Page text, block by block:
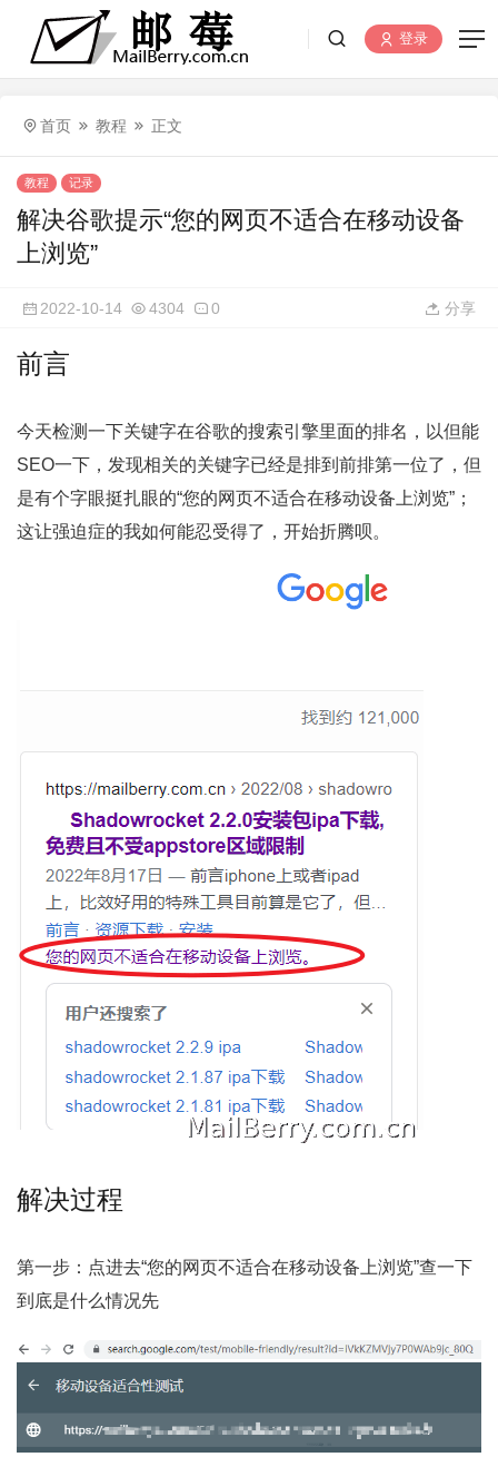
登录
首页 教程 正文
教程 记录
解决谷歌提示“您的网页不适合在移动设备
上浏览”
2022-10-14 4304 0 分享
前言
今天检测一下关键字在谷歌的搜索引擎里面的排名，以但能
SEO一下，发现相关的关键字已经是排到前排第一位了，但
是有个字眼挺扎眼的“您的网页不适合在移动设备上浏览”；
这让强迫症的我如何能忍受得了，开始折腾呗。
解决过程
第一步：点进去“您的网页不适合在移动设备上浏览”查一下
到底是什么情况先